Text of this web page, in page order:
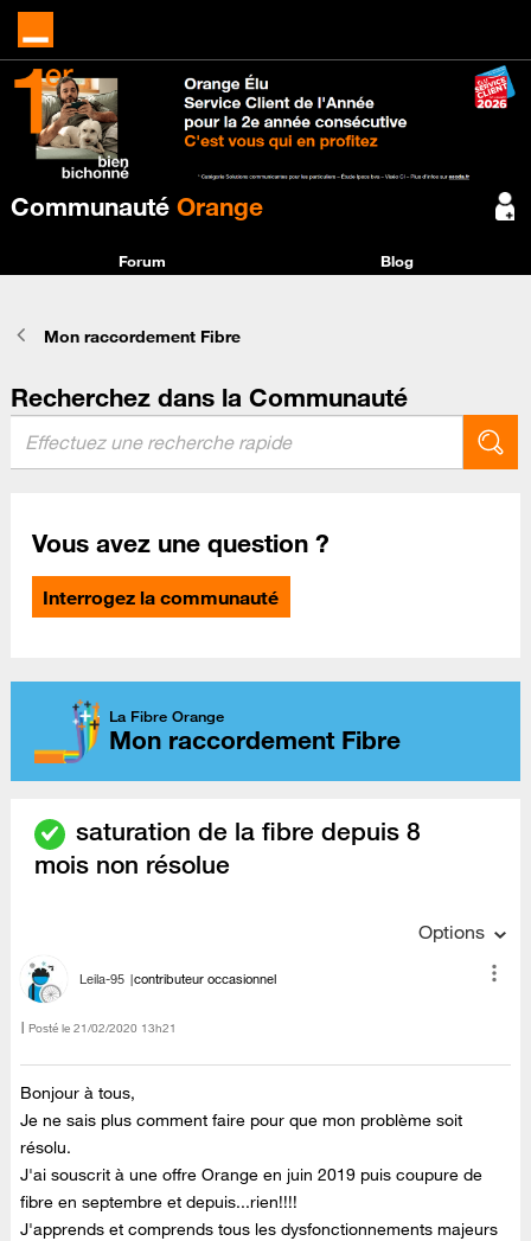
Communauté Orange
Forum Blog
Mon raccordement Fibre
Recherchez dans la Communauté
Vous avez une question ?
Interrogez la communauté
La Fibre Orange
Mon raccordement Fibre
saturation de la fibre depuis 8
mois non résolue
Options
Leila-95 contributeur occasionnel
Posté le ‎21/02/2020 13h21
Bonjour à tous,
Je ne sais plus comment faire pour que mon problème soit
résolu.
J'ai souscrit à une offre Orange en juin 2019 puis coupure de
fibre en septembre et depuis...rien!!!!
J'apprends et comprends tous les dysfonctionnements majeurs